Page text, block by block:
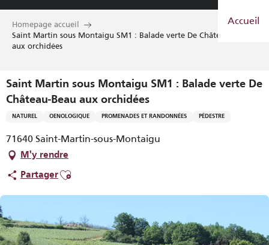
Aller
contenu
principal
Accueil
Homepage accueil
Saint Martin sous Montaigu SM1 : Balade verte De Château-Beau
aux orchidées
Saint Martin sous Montaigu SM1 : Balade verte De
Château-Beau aux orchidées
NATUREL OENOLOGIQUE PROMENADES ET RANDONNÉES PÉDESTRE
71640 Saint-Martin-sous-Montaigu
M'y rendre
PartagerAjouter aux favoris